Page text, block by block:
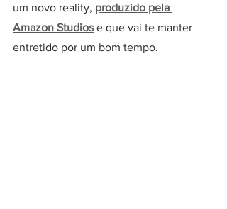
um novo reality, produzido pela
Amazon Studios e que vai te manter
entretido por um bom tempo.